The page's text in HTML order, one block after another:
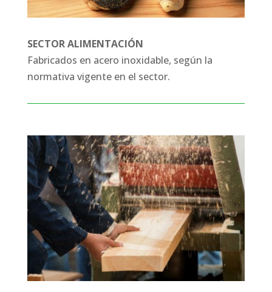
SECTOR ALIMENTACIÓN
Fabricados en acero inoxidable, según la
normativa vigente en el sector.